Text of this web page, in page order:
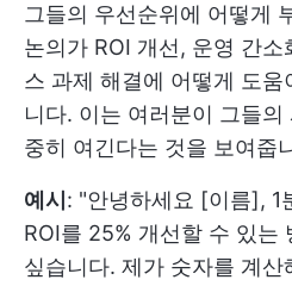
그들의 우선순위에 어떻게
논의가 ROI 개선, 운영 간소
스 과제 해결에 어떻게 도
니다. 이는 여러분이 그들
중히 여긴다는 것을 보여줍
예시 : "안녕하세요 [이름], 1
ROI를 25% 개선할 수 있는
싶습니다. 제가 숫자를 계